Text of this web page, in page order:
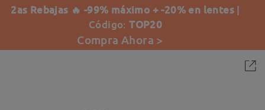
2as Rebajas 🔥 -99% máximo + -20% en lentes |
Código:TOP20
Compra Ahora >